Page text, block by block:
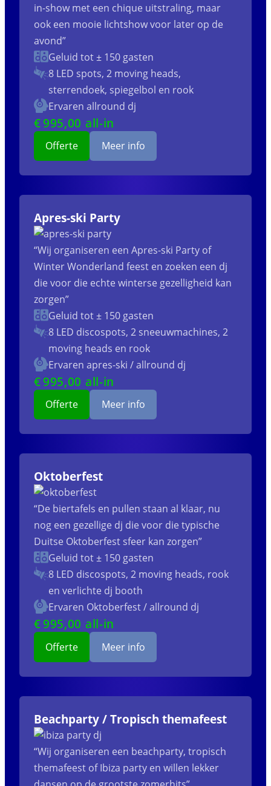
in-show met een chique uitstraling, maar
ook een mooie lichtshow voor later op de
avond”
Geluid tot ± 150 gasten
8 LED spots, 2 moving heads,
sterrendoek, spiegelbol en rook
Ervaren allround dj
€995,00 all-in
Offerte Meer info
Apres-ski Party
“Wij organiseren een Apres-ski Party of
Winter Wonderland feest en zoeken een dj
die voor die echte winterse gezelligheid kan
zorgen”
Geluid tot ± 150 gasten
8 LED discospots, 2 sneeuwmachines, 2
moving heads en rook
Ervaren apres-ski / allround dj
€995,00 all-in
Offerte Meer info
Oktoberfest
“De biertafels en pullen staan al klaar, nu
nog een gezellige dj die voor die typische
Duitse Oktoberfest sfeer kan zorgen”
Geluid tot ± 150 gasten
8 LED discospots, 2 moving heads, rook
en verlichte dj booth
Ervaren Oktoberfest / allround dj
€995,00 all-in
Offerte Meer info
Beachparty / Tropisch themafeest
“Wij organiseren een beachparty, tropisch
themafeest of Ibiza party en willen lekker